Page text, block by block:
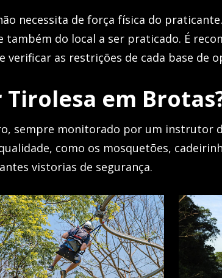
necessita de força física do
também do local a ser praticado. É
as restrições de cada base de
em
sempre monitorado por um instrutor
como os mosquetões,
vistorias de segurança.